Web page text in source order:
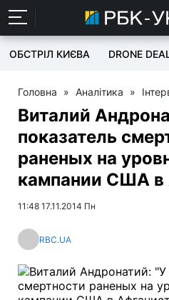
ОБСТРІЛ КИЄВА DRONE
Головна » Аналітика »
Виталий
показатель
раненых на
кампании США в
11:48 17.11.2014 Пн
RBC.UA